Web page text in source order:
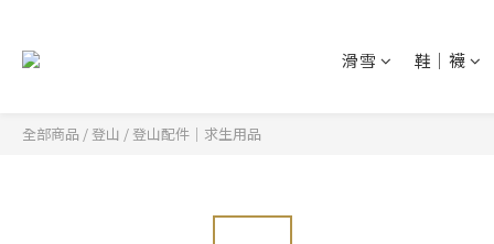
滑雪 鞋│襪
全部商品 / 登山 / 登山配件│求生用品